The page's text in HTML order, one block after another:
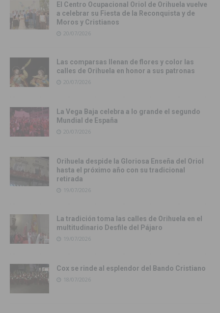
El Centro Ocupacional Oriol de Orihuela vuelve
a celebrar su Fiesta de la Reconquista y de
Moros y Cristianos
20/07/2026
Las comparsas llenan de flores y color las
calles de Orihuela en honor a sus patronas
20/07/2026
La Vega Baja celebra a lo grande el segundo
Mundial de España
20/07/2026
Orihuela despide la Gloriosa Enseña del Oriol
hasta el próximo año con su tradicional
retirada
19/07/2026
La tradición toma las calles de Orihuela en el
multitudinario Desfile del Pájaro
19/07/2026
Cox se rinde al esplendor del Bando Cristiano
18/07/2026